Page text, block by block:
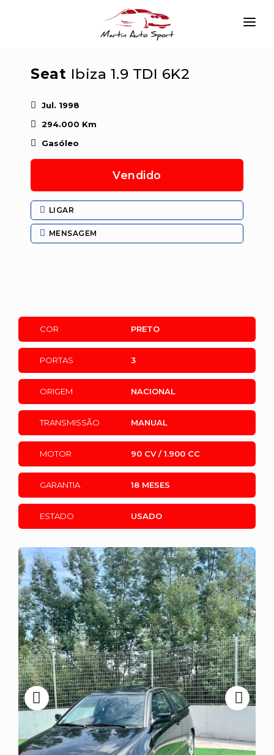
EMPRESA
VIATURAS
SERVIÇOS
Seat Ibiza 1.9 TDI 6K2
Jul. 1998
294.000 Km
Gasóleo
Vendido
LIGAR
MENSAGEM
COR PRETO
PORTAS 3
ORIGEM NACIONAL
TRANSMISSÃO MANUAL
MOTOR 90 CV / 1.900 CC
GARANTIA 18 MESES
ESTADO USADO